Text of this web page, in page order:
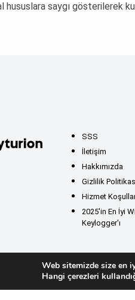
hususlara saygı gösterilerek
SSS
İletişim
Hakkımızda
Gizlilik
Hizmet
2025'in En İyi
Keylogger'ı
Web sitemizde size en
Hangi çerezleri